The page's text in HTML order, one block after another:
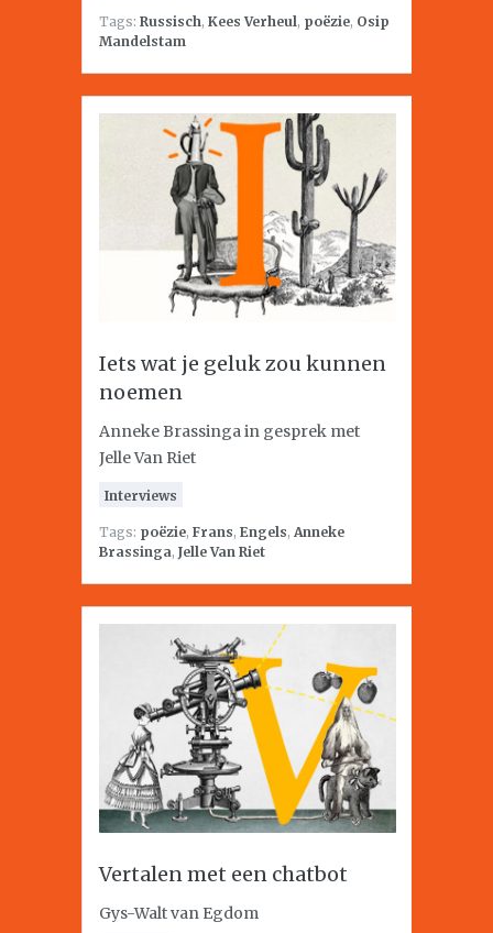
Tags: Russisch, Kees Verheul, poëzie, Osip
Mandelstam
Iets wat je geluk zou kunnen
noemen
Anneke Brassinga in gesprek met
Jelle Van Riet
Interviews
Tags: poëzie, Frans, Engels, Anneke
Brassinga, Jelle Van Riet
Vertalen met een chatbot
Gys-Walt van Egdom